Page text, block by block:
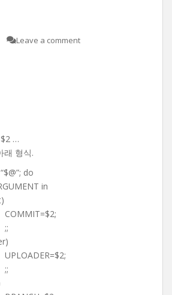
Leave a comment
…
래 형식.
do
in
COMMIT=$2;
;;
UPLOADER=$2;
;;